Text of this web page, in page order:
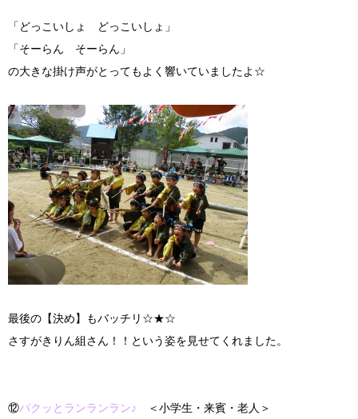
「どっこいしょ どっこいしょ」
「そーらん そーらん」
の大きな掛け声がとってもよく響いていましたよ☆
最後の【決め】もバッチリ☆★☆
さすがきりん組さん！！という姿を見せてくれました。
⑫パクッとランランラン♪ ＜小学生・来賓・老人＞